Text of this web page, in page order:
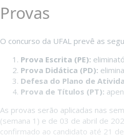
Provas
O concurso da UFAL prevê as
Prova Escrita (PE):
Prova Didática (PD):
Defesa do Plano de
Prova de Títulos (PT):
As provas serão aplicadas nas
(semana 1) e de 03 de abril de
confirmado ao candidato até 21